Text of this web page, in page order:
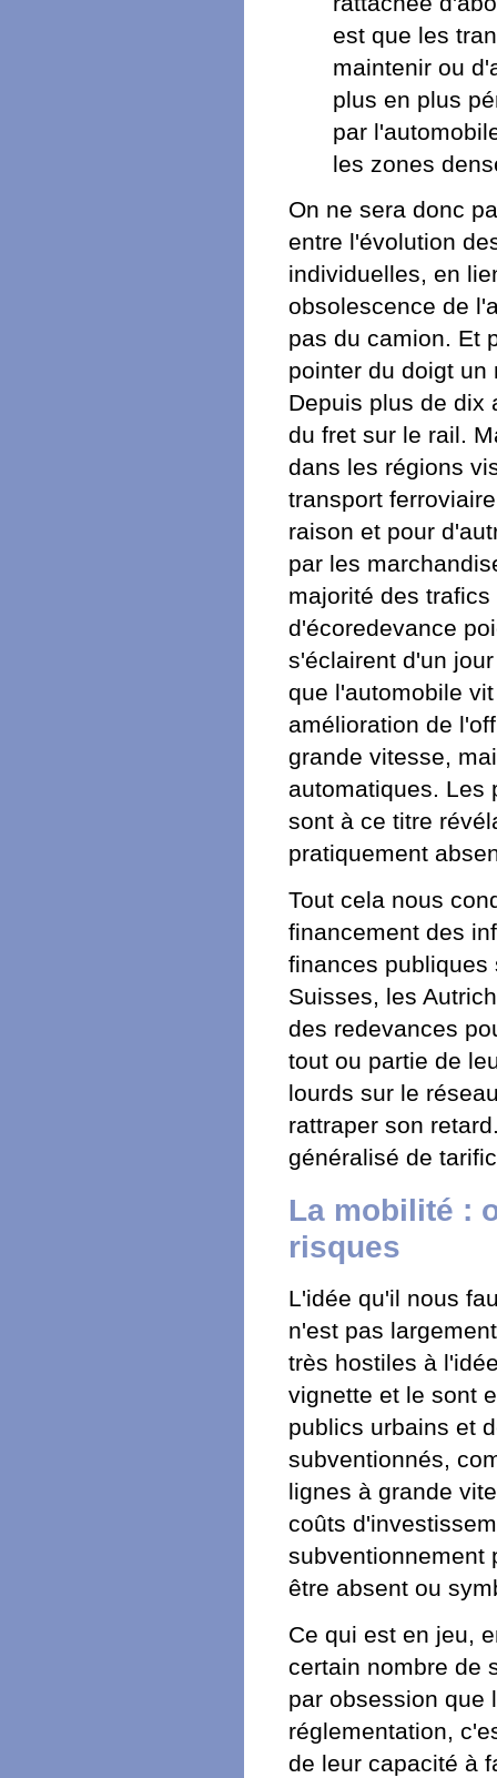
est que les
maintenir ou
plus en plus
par
les zones
On ne sera donc
entre l'évolution
individuelles, en
obsolescence de
pas du camion. Et
pointer du doigt
Depuis plus de dix
du fret sur le rail.
dans les régions
transport
raison et pour
par les
majorité des
d'écoredevance
s'éclairent d'un
que l'automobile
amélioration de
grande vitesse,
automatiques. Les
sont à ce titre
pratiquement
Tout cela nous
financement des
finances publiques
Suisses, les
des redevances
tout ou partie de
lourds sur le
rattraper son
généralisé de
La mobilité :
risques
L'idée qu'il nous
n'est pas
très hostiles à
vignette et le sont
publics urbains et
subventionnés,
lignes à grande
coûts
subventionnement
être absent ou
Ce qui est en jeu,
certain nombre de
par obsession que
réglementation,
de leur capacité à